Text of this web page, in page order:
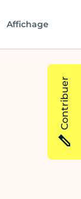
Affichage
Contribuer